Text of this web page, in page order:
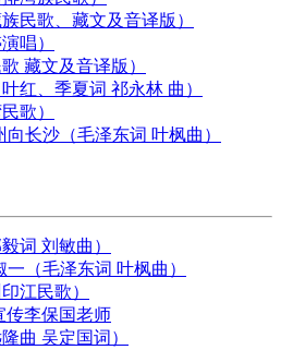
民歌、藏文及音译版）
唱）
藏文及音译版）
红、季夏词 祁永林 曲）
歌）
向长沙（毛泽东词 叶枫曲）
词 刘敏曲）
（毛泽东词 叶枫曲）
江民歌）
传李保国老师
曲 吴定国词）